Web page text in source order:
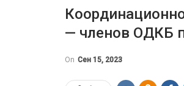
— членов ОДКБ
On Сен 15, 2023